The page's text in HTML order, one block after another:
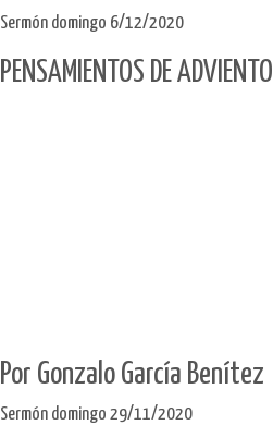
Sermón domingo 6/12/2020
PENSAMIENTOS DE ADVIENTO
Por Gonzalo García Benítez
Sermón domingo 29/11/2020